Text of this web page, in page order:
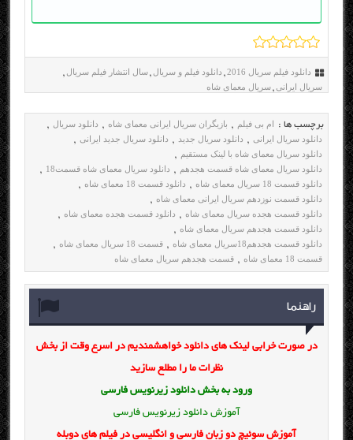
دانلود فیلم سریال 2016 , دانلود فیلم و سریال ,سال انتشار فیلم سریال ,
سریال ایرانی,سریال معمای شاه
برچسب ها : ام بی فیلم , بازیگران سریال ایرانی معمای شاه , دانلود سریال ,
دانلود سریال ایرانی , دانلود سریال جدید , دانلود سریال جدید ایرانی ,
دانلود سریال معمای شاه با لینک مستقیم ,
دانلود سریال معمای شاه قسمت هجدهم , دانلود سریال معمای شاه قسمت18 ,
دانلود قسمت 18 سریال معمای شاه , دانلود قسمت 18 معمای شاه ,
دانلود قسمت نوزدهم سریال ایرانی معمای شاه ,
دانلود قسمت هجده سریال معمای شاه , دانلود قسمت هجده معمای شاه ,
دانلود قسمت هجدهم سریال معمای شاه ,
دانلود قسمت هجدهم18سریال معمای شاه , قسمت 18 سریال معمای شاه ,
قسمت 18 معمای شاه , قسمت هجدهم سریال معمای شاه
راهنما
در صورت خرابی لینک های دانلود خواهشمندیم در اسرع وقت از بخش
نظرات ما را مطلع سازید
ورود به بخش دانلود زیرنویس فارسی
آموزش دانلود زیرنویس فارسی
آموزش سوئیچ دو زبان فارسی و انگلیسی در فیلم های دوبله